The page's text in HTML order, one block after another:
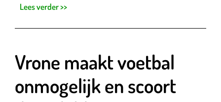
Lees verder >>
Vrone maakt voetbal
onmogelijk en scoort